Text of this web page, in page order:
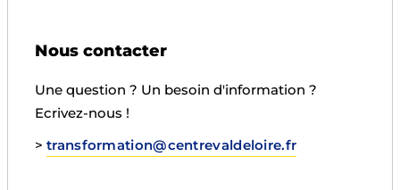
Nous contacter
Une question ? Un besoin d'information ?
Ecrivez-nous !
> transformation@centrevaldeloire.fr